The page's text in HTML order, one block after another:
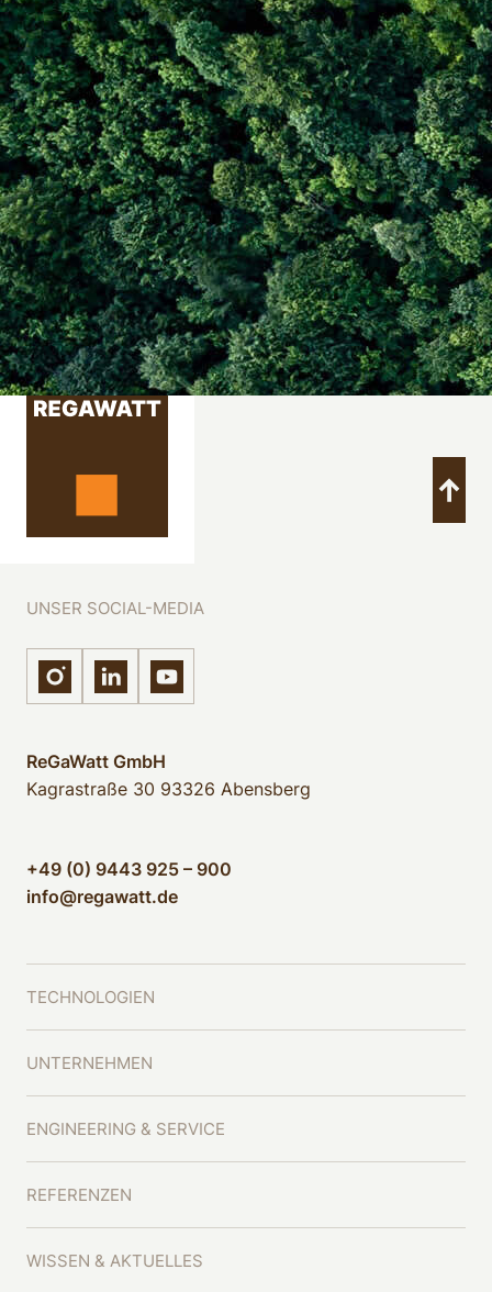
UNSER SOCIAL-MEDIA
ReGaWatt GmbH
Kagrastraße 30 93326 Abensberg
+49 (0) 9443 925 – 900
info@regawatt.de
TECHNOLOGIEN
UNTERNEHMEN
ENGINEERING & SERVICE
REFERENZEN
WISSEN & AKTUELLES